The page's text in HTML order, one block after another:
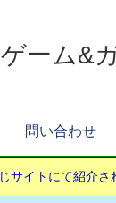
ーム&
問い合わせ
サイトにて紹介さ